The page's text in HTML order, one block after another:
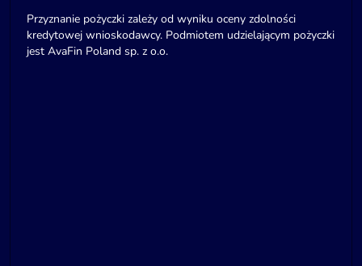
Przyznanie pożyczki zależy od wyniku oceny zdolności
kredytowej wnioskodawcy. Podmiotem udzielającym pożyczki
jest AvaFin Poland sp. z o.o.